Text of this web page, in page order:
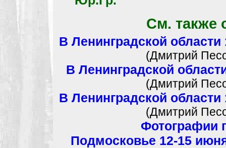
См. также
В Ленинградской
(Дмитрий
В Ленинградской
(Дмитрий
В Ленинградской
(Дмитрий
Фотографии
Подмосковье 12-15